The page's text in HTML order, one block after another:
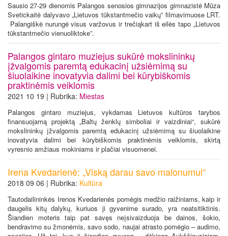
Sausio 27-29 dienomis Palangos senosios gimnazijos gimnazistė Mūza
Svetickaitė dalyvavo „Lietuvos tūkstantmečio vaikų” filmavimuose LRT.
Palangiškė nurungė visus varžovus ir trečiąkart iš eilės tapo „Lietuvos
tūkstantmečio vienuoliktoke”.
Palangos gintaro muziejus sukūrė mokslininkų
įžvalgomis paremtą edukacinį užsiėmimą su
šiuolaikine inovatyvia dalimi bei kūrybiškomis
praktinėmis veiklomis
2021 10 19 | Rubrika: Miestas
Palangos gintaro muziejus, vykdamas Lietuvos kultūros tarybos
finansuojamą projektą „Baltų ženklų simboliai ir vaizdiniai“, sukūrė
mokslininkų įžvalgomis paremtą edukacinį užsiėmimą su šiuolaikine
inovatyvia dalimi bei kūrybiškomis praktinėmis veiklomis, skirtą
vyresnio amžiaus mokiniams ir plačiai visuomenei.
Irena Kvedarienė: „Viską darau savo malonumui“
2018 09 06 | Rubrika: Kultūra
Tautodailininkės Irenos Kvedarienės pomėgis medžio raižiniams, kaip ir
daugelis kitų dalykų, kuriuos ji gyvenime surado, yra neatsitiktinis.
Šiandien moteris taip pat savęs neįsivaizduoja be dainos, šokio,
bendravimo su žmonėmis, savo sodo, naujai atrasto pomėgio – audimo,